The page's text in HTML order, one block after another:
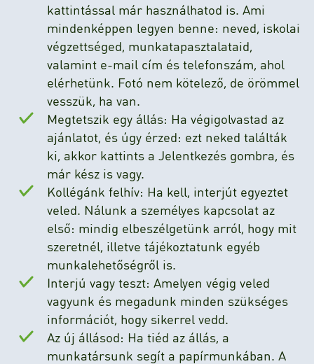
kattintással már használhatod is. Ami
mindenképpen legyen benne: neved, iskolai
végzettséged, munkatapasztalataid,
valamint e-mail cím és telefonszám, ahol
elérhetünk. Fotó nem kötelező, de örömmel
vesszük, ha van.
Megtetszik egy állás: Ha végigolvastad az
ajánlatot, és úgy érzed: ezt neked találták
ki, akkor kattints a Jelentkezés gombra, és
már kész is vagy.
Kollégánk felhív: Ha kell, interjút egyeztet
veled. Nálunk a személyes kapcsolat az
első: mindig elbeszélgetünk arról, hogy mit
szeretnél, illetve tájékoztatunk egyéb
munkalehetőségről is.
Interjú vagy teszt: Amelyen végig veled
vagyunk és megadunk minden szükséges
információt, hogy sikerrel vedd.
Az új állásod: Ha tiéd az állás, a
munkatársunk segít a papírmunkában. A